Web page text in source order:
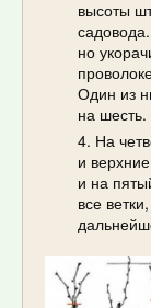
высоты
но
Один из
на шесть.
На
и
и на
все